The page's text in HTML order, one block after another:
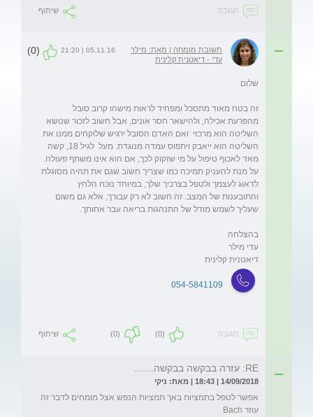
תגובה שיתוף
תשובת מומחה | מאת: מילר
עדי - דיאטנית קלינית
05.11.16 | 21:20
(0)
זה בטח מאוד מתסכל ומפחיד לראות מישהו קרוב סובל
מהפרעת אכילה, ולהישאר חסר אונים, אבל חשוב לזכור שנושא
השליטה הוא מרכזי  ואם האדם הסובל ירגיש שלוקחים ממנו את
השליטה הוא ייאבק ויתפוס עמדה מנוגדת. מעל  לגיל 18, קשה
על מנת להעניק תמיכה כמו שצריך חשוב שגם את תהיה מסוגלת
לדאוג לעצמך ולטפל בצרכיך שלך, במיוחד נוכח הלחץ
והתובענות של המצב. זה חשוב לא רק עבורך, אלא גם משום
דיאטנית קלינית
054-5841109
תגובה (0)
(0) שיתוף
RE: עזרה בבקשה בבקשה.......
14/09/2018 | 18:43 | מאת: ניקי
אפשר לטפל בתמציות באך תמציות הנפש אצל מומחים לדבר זה
עוזר Bach